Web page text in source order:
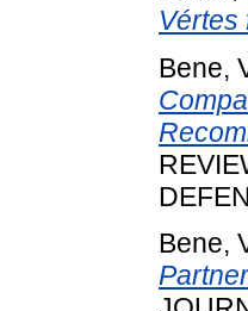
Vértes
Bene,
Bene,